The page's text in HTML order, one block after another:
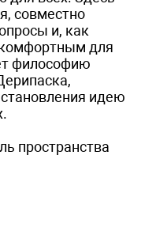
совместно
и, как
комфортным для
философию
идею
пространства